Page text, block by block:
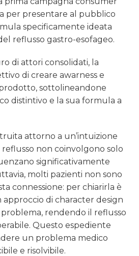
per presentare al pubblico
specificamente ideata
reflusso gastro-esofageo.
di attori consolidati, la
di creare awarness e
sottolineandone
distintivo e la sua formula a
attorno a un’intuizione
reflusso non coinvolgono solo
significativamente
molti pazienti non sono
connessione: per chiarirla è
di character design
rendendo il reflusso
Questo espediente
un problema medico
e risolvibile.